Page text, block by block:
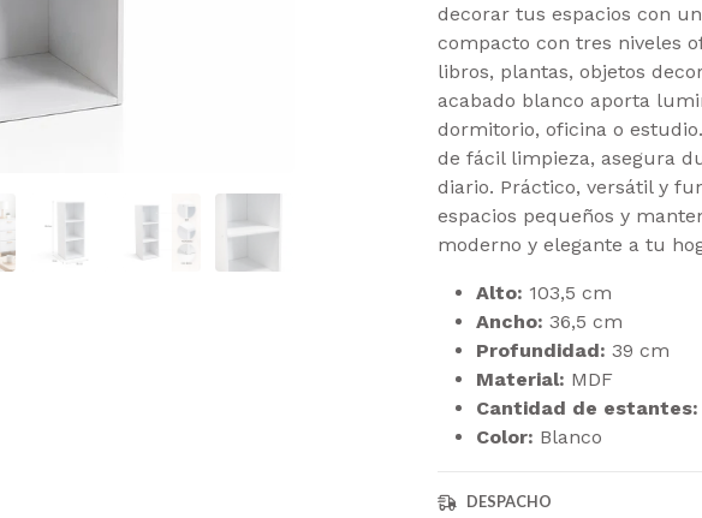
decorar tus espacios con
compacto con tres niveles
libros, plantas, objetos
acabado blanco aporta
dormitorio, oficina o
de fácil limpieza, asegura
diario. Práctico, versátil y
espacios pequeños y
moderno y elegante a tu
Alto: 103,5 cm
Ancho: 36,5 cm
Profundidad: 39 cm
Material: MDF
Cantidad de estantes:
Color: Blanco
DESPACHO